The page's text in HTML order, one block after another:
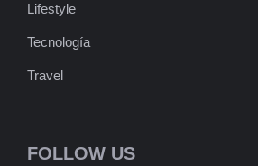
Lifestyle
Tecnología
Travel
FOLLOW US